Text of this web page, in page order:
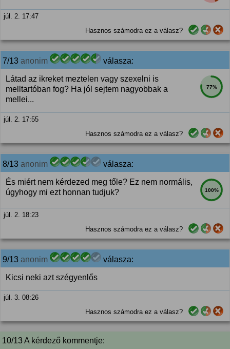
júl. 2. 17:47
Hasznos számodra ez a válasz?
7/13 anonim válasza:
77%
Látad az ikreket meztelen vagy szexelni is
melltartóban fog? Ha jól sejtem nagyobbak a
mellei...
júl. 2. 17:55
Hasznos számodra ez a válasz?
8/13 anonim válasza:
100%
És miért nem kérdezed meg tőle? Ez nem normális,
úgyhogy mi ezt honnan tudjuk?
júl. 2. 18:23
Hasznos számodra ez a válasz?
9/13 anonim válasza:
Kicsi neki azt szégyenlős
júl. 3. 08:26
Hasznos számodra ez a válasz?
10/13 A kérdező kommentje: